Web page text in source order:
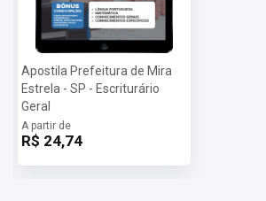
Apostila Prefeitura de Mira
Estrela - SP - Escriturário
Geral
A partir de
R$ 24,74